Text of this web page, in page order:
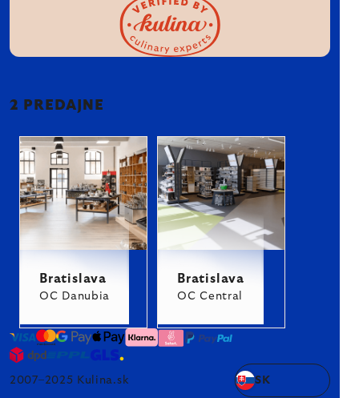
2 PREDAJNE
Bratislava
OC Danubia
Bratislava
OC Central
2007–2025 Kulina.sk SK